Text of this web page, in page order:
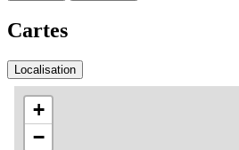
Cartes
Localisation